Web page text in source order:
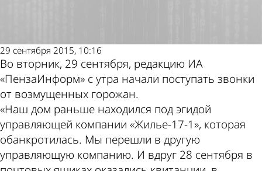
29 сентября 2015, 10:16
Во вторник, 29 сентября, редакцию ИА
«ПензаИнформ» с утра начали поступать звонки
от возмущенных горожан.
«Наш дом раньше находился под эгидой
управляющей компании «Жилье-17-1», которая
обанкротилась. Мы перешли в другую
управляющую компанию. И вдруг 28 сентября в
Пензе